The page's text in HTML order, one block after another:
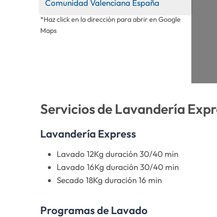
Comunidad Valenciana España
*Haz click en la dirección para abrir en Google
Maps
Servicios de Lavandería
Lavandería Express
Lavado 12Kg duración 30/40 min
Lavado 16Kg duración 30/40 min
Secado 18Kg duración 16 min
Programas de Lavado